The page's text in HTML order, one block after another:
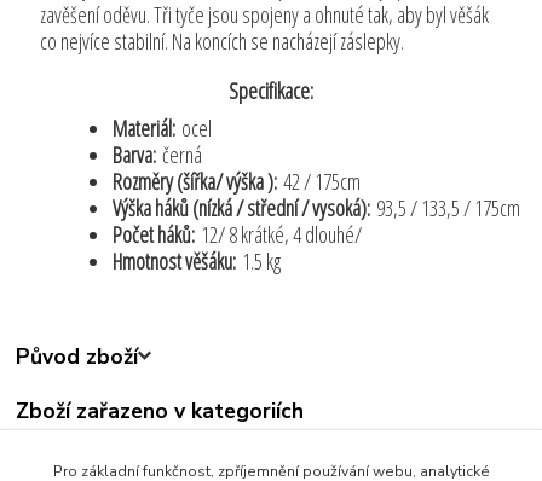
zavěšení oděvu. Tři tyče jsou spojeny a ohnuté tak, aby byl věšák
co nejvíce stabilní. Na koncích se nacházejí záslepky.
Specifikace:
Materiál: ocel
Barva: černá
Rozměry (šířka/ výška ): 42 / 175cm
Výška háků (nízká / střední / vysoká): 93,5 / 133,5 / 175cm
Počet háků: 12/ 8 krátké, 4 dlouhé/
Hmotnost věšáku: 1.5 kg
Původ zboží
Zboží zařazeno v kategoriích
Pro základní funkčnost, zpříjemnění používání webu, analytické